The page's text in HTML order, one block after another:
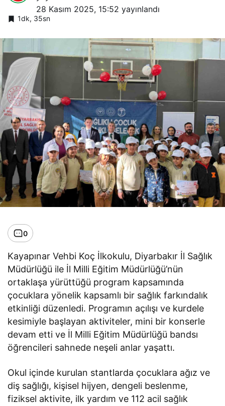
28 Kasım 2025, 15:52 yayınlandı
1dk, 35sn
0
Kayapınar Vehbi Koç İlkokulu, Diyarbakır İl Sağlık
Müdürlüğü ile İl Milli Eğitim Müdürlüğü’nün
ortaklaşa yürüttüğü program kapsamında
çocuklara yönelik kapsamlı bir sağlık farkındalık
etkinliği düzenledi. Programın açılışı ve kurdele
kesimiyle başlayan aktiviteler, mini bir konserle
devam etti ve İl Milli Eğitim Müdürlüğü bandsı
öğrencileri sahnede neşeli anlar yaşattı.
Okul içinde kurulan stantlarda çocuklara ağız ve
diş sağlığı, kişisel hijyen, dengeli beslenme,
fiziksel aktivite, ilk yardım ve 112 acil sağlık